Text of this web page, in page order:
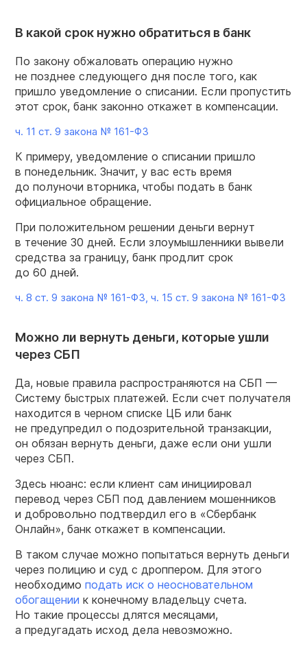
В какой срок нужно обратиться в банк
По закону обжаловать операцию нужно
не позднее следующего дня после того, как
пришло уведомление о списании. Если пропустить
этот срок, банк законно откажет в компенсации.
ч. 11 ст. 9 закона № 161-ФЗ
К примеру, уведомление о списании пришло
в понедельник. Значит, у вас есть время
до полуночи вторника, чтобы подать в банк
официальное обращение.
При положительном решении деньги вернут
в течение 30 дней. Если злоумышленники вывели
средства за границу, банк продлит срок
до 60 дней.
ч. 8 ст. 9 закона № 161-ФЗ, ч. 15 ст. 9 закона № 161-ФЗ
Можно ли вернуть деньги, которые ушли
через СБП
Да, новые правила распространяются на СБП —
Систему быстрых платежей. Если счет получателя
находится в черном списке ЦБ или банк
не предупредил о подозрительной транзакции,
он обязан вернуть деньги, даже если они ушли
через СБП.
Здесь нюанс: если клиент сам инициировал
перевод через СБП под давлением мошенников
и добровольно подтвердил его в «Сбербанк
Онлайн», банк откажет в компенсации.
В таком случае можно попытаться вернуть деньги
через полицию и суд с дроппером. Для этого
необходимо подать иск о неосновательном
обогащении к конечному владельцу счета.
Но такие процессы длятся месяцами,
а предугадать исход дела невозможно.